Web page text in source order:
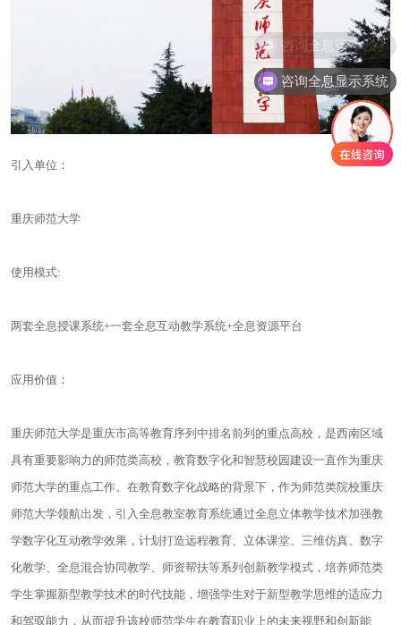
引入单位：
重庆师范大学
使用模式:
两套全息授课系统+一套全息互动教学系统+全息资源平台
应用价值：
重庆师范大学是重庆市高等教育序列中排名前列的重点高校，是西南区域
具有重要影响力的师范类高校，教育数字化和智慧校园建设一直作为重庆
师范大学的重点工作。在教育数字化战略的背景下，作为师范类院校重庆
师范大学领航出发，引入全息教室教育系统通过全息立体教学技术加强教
学数字化互动教学效果，计划打造远程教育、立体课堂、三维仿真、数字
化教学、全息混合协同教学、师资帮扶等系列创新教学模式，培养师范类
学生掌握新型教学技术的时代技能，增强学生对于新型教学思维的适应力
和驾驭能力，从而提升该校师范学生在教育职业上的未来视野和创新能
咨询全息远程教学
咨询全息显示系统